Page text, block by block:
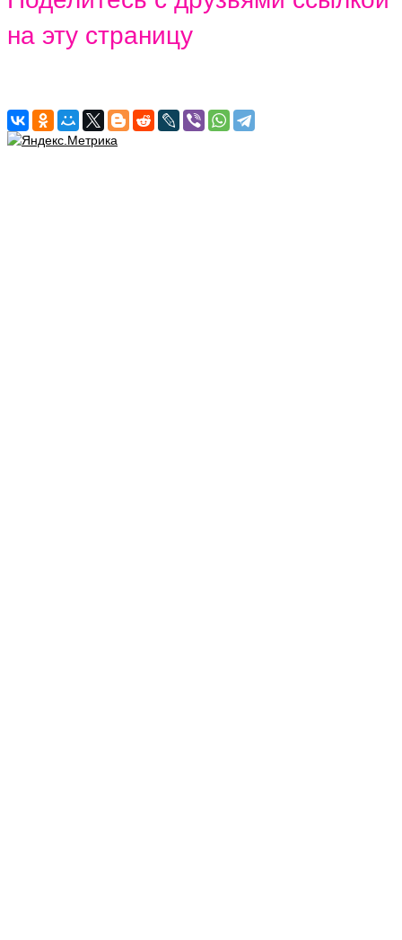
на эту страницу